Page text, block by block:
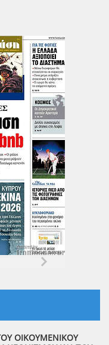
ΟΙΚΟΥΜΕΝΙΚΟΥ